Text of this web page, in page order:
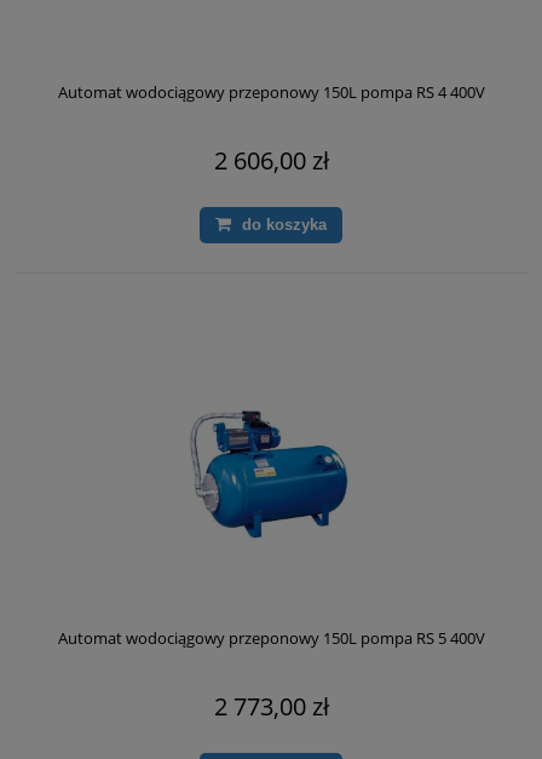
Automat wodociągowy przeponowy 150L pompa RS 4 400V
2 606,00 zł
do koszyka
Automat wodociągowy przeponowy 150L pompa RS 5 400V
2 773,00 zł